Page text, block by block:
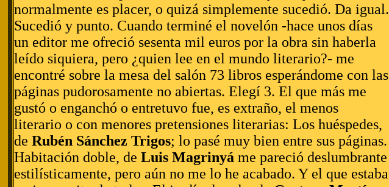
normalmente es placer, o quizá simplemente sucedió. Da igual.
Sucedió y punto. Cuando terminé el novelón -hace unos días
un editor me ofreció sesenta mil euros por la obra sin haberla
leído siquiera, pero ¿quien lee en el mundo literario?- me
encontré sobre la mesa del salón 73 libros esperándome con las
páginas pudorosamente no abiertas. Elegí 3. El que más me
gustó o enganchó o entretuvo fue, es extraño, el menos
literario o con menores pretensiones literarias: Los huéspedes,
de Rubén Sánchez Trigos; lo pasé muy bien entre sus páginas.
Habitación doble, de Luis Magrinyá me pareció deslumbrante
estilísticamente, pero aún no me lo he acabado. Y el que estaba